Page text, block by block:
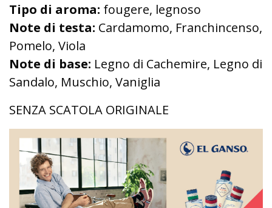
Tipo di aroma: fougere, legnoso
Note di testa: Cardamomo, Franchincenso,
Pomelo, Viola
Note di base: Legno di Cachemire, Legno di
Sandalo, Muschio, Vaniglia
SENZA SCATOLA ORIGINALE